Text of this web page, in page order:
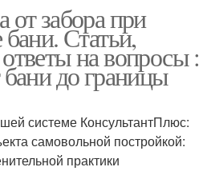
от забора при
бани. Статьи,
на вопросы :
бани до границы
системе КонсультантПлюс:
самовольной постройкой:
практики